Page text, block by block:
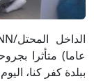
عاما) متأثرا
ببلدة كفر كنا، اليوم